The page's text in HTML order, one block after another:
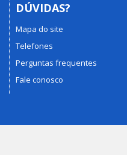
DÚVIDAS?
Mapa do site
Telefones
Perguntas frequentes
Fale conosco